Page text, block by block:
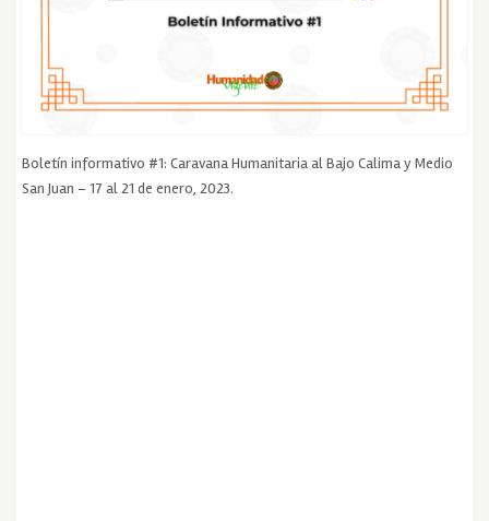
Boletín informativo #1: Caravana Humanitaria al Bajo Calima y Medio
San Juan – 17 al 21 de enero, 2023.